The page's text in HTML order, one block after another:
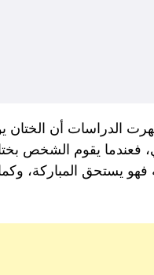
الدراسات أن الختان
فعندما يقوم الشخص
فهو يستحق المباركة،